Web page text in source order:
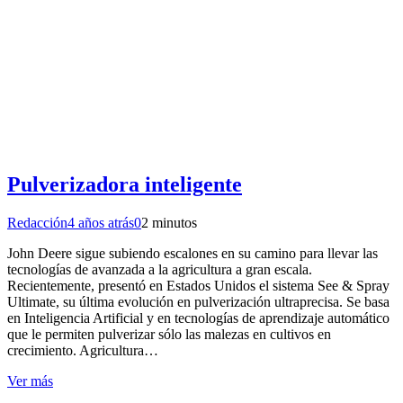
Pulverizadora inteligente
Redacción4 años atrás02 minutos
John Deere sigue subiendo escalones en su camino para llevar las
tecnologías de avanzada a la agricultura a gran escala.
Recientemente, presentó en Estados Unidos el sistema See & Spray
Ultimate, su última evolución en pulverización ultraprecisa. Se basa
en Inteligencia Artificial y en tecnologías de aprendizaje automático
que le permiten pulverizar sólo las malezas en cultivos en
crecimiento. Agricultura…
Ver más